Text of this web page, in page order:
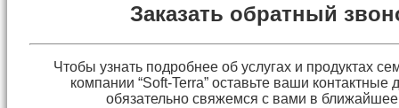
Заказать обратный
Чтобы узнать подробнее об услугах и продуктах
компании “Soft-Terra” оставьте ваши
обязательно свяжемся с вами в